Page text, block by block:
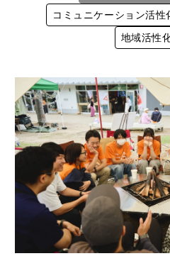
コミュニケーション活性
地域活性